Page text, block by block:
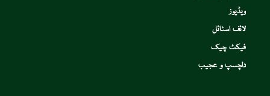
ویڈیوز
لائف اسٹائل
فیکٹ چیک
دلچسپ و عجیب